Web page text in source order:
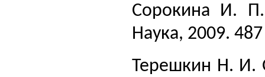
Сорокина И.
Наука, 2009.
Терешкин Н. И.